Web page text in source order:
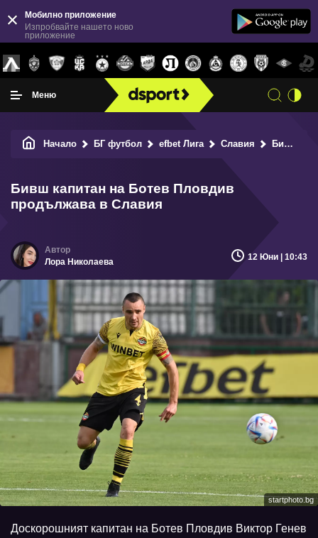
Мобилно приложение
Изпробвайте нашето ново
приложение
Меню
Начало БГ футбол efbet Лига Славия Бивш капитан на Ботев Пловдив продължава в Славия
Бивш капитан на Ботев Пловдив
продължава в Славия
Лора Николаева 12 Юни | 10:43
startphoto.bg
Доскорошният капитан на Ботев Пловдив Виктор Генев